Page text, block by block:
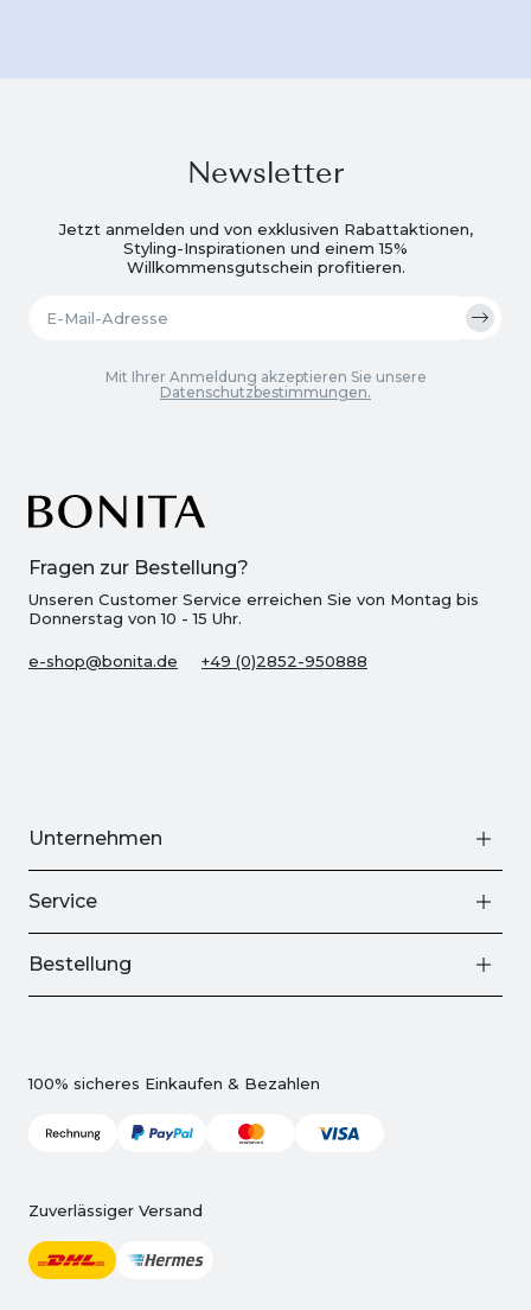
Fragen zur Bestellung?
Unseren Customer Service erreichen Sie von Montag bis
Donnerstag von 10 - 15 Uhr.
e-shop@bonita.de +49 (0)2852-950888
Newsletter
Jetzt anmelden und von exklusiven Rabattaktionen,
Styling-Inspirationen und einem 15%
Willkommensgutschein profitieren.
Mit Ihrer Anmeldung akzeptieren Sie unsere
Datenschutzbestimmungen.
Unternehmen
Service
Bestellung
100% sicheres Einkaufen & Bezahlen
Zuverlässiger Versand